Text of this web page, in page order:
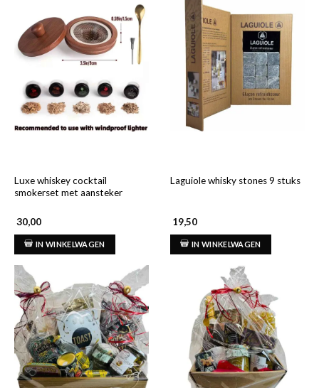
Luxe whiskey cocktail
smokerset met aansteker
30,00
IN WINKELWAGEN
Laguiole whisky stones 9 stuks
19,50
IN WINKELWAGEN